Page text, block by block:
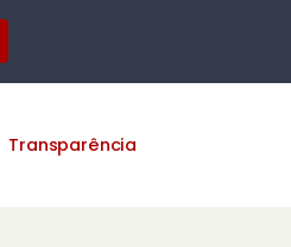
Transparência